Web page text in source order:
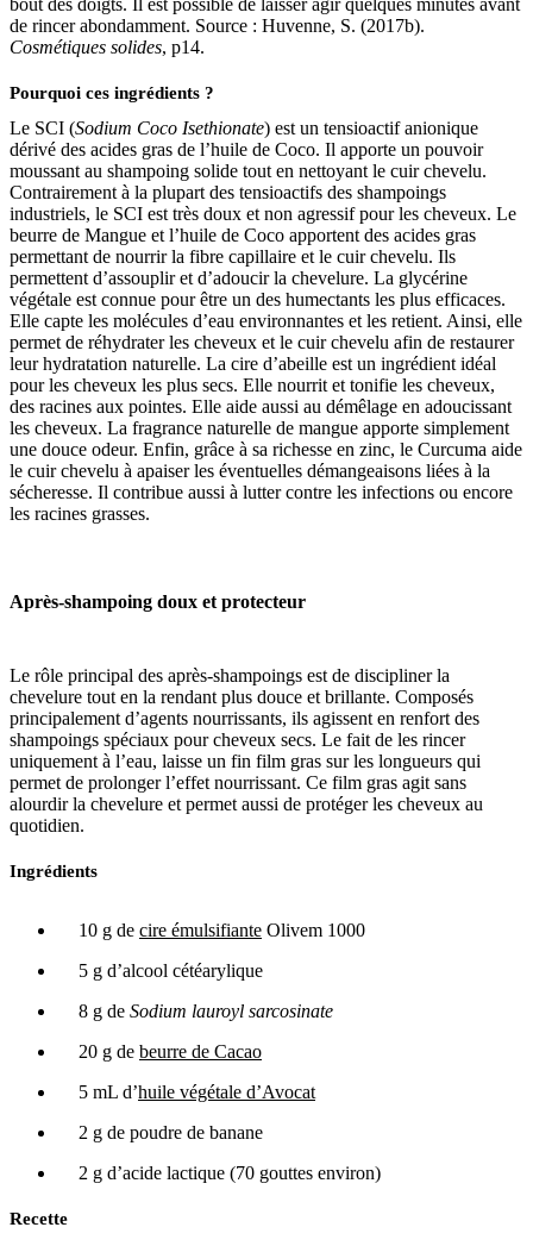
de rincer abondamment. Source : Huvenne, S. (2017b).
Cosmétiques solides, p14.
Pourquoi ces ingrédients ?
Le SCI (Sodium Coco Isethionate) est un tensioactif anionique
dérivé des acides gras de l’huile de Coco. Il apporte un pouvoir
moussant au shampoing solide tout en nettoyant le cuir chevelu.
Contrairement à la plupart des tensioactifs des shampoings
industriels, le SCI est très doux et non agressif pour les cheveux. Le
beurre de Mangue et l’huile de Coco apportent des acides gras
permettant de nourrir la fibre capillaire et le cuir chevelu. Ils
permettent d’assouplir et d’adoucir la chevelure. La glycérine
végétale est connue pour être un des humectants les plus efficaces.
Elle capte les molécules d’eau environnantes et les retient. Ainsi, elle
permet de réhydrater les cheveux et le cuir chevelu afin de restaurer
leur hydratation naturelle. La cire d’abeille est un ingrédient idéal
pour les cheveux les plus secs. Elle nourrit et tonifie les cheveux,
des racines aux pointes. Elle aide aussi au démêlage en adoucissant
les cheveux. La fragrance naturelle de mangue apporte simplement
une douce odeur. Enfin, grâce à sa richesse en zinc, le Curcuma aide
le cuir chevelu à apaiser les éventuelles démangeaisons liées à la
sécheresse. Il contribue aussi à lutter contre les infections ou encore
les racines grasses.
Après-shampoing doux et protecteur
Le rôle principal des après-shampoings est de discipliner la
chevelure tout en la rendant plus douce et brillante. Composés
principalement d’agents nourrissants, ils agissent en renfort des
shampoings spéciaux pour cheveux secs. Le fait de les rincer
uniquement à l’eau, laisse un fin film gras sur les longueurs qui
permet de prolonger l’effet nourrissant. Ce film gras agit sans
alourdir la chevelure et permet aussi de protéger les cheveux au
quotidien.
Ingrédients
10 g de cire émulsifiante Olivem 1000
5 g d’alcool cétéarylique
8 g de Sodium lauroyl sarcosinate
20 g de beurre de Cacao
5 mL d’huile végétale d’Avocat
2 g de poudre de banane
2 g d’acide lactique (70 gouttes environ)
Recette